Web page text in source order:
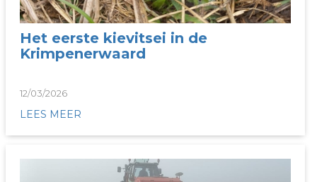
Het eerste kievitsei in de
Krimpenerwaard
12/03/2026
LEES MEER